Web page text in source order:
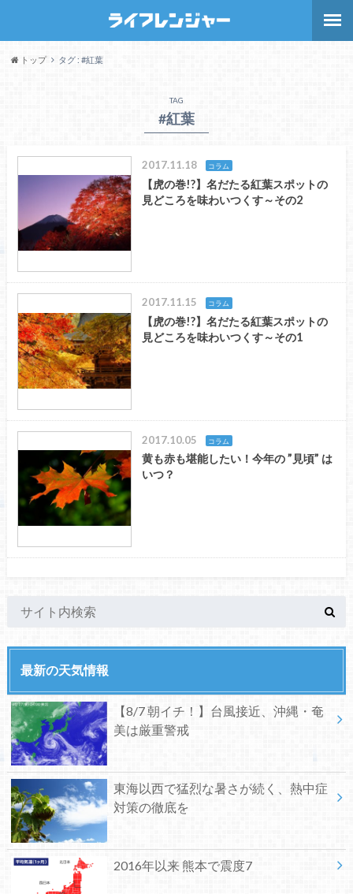
トップ タグ : #紅葉
TAG
#紅葉
2017.11.18 コラム
【虎の巻!?】名だたる紅葉スポットの
見どころを味わいつくす～その2
2017.11.15 コラム
【虎の巻!?】名だたる紅葉スポットの
見どころを味わいつくす～その1
2017.10.05 コラム
黄も赤も堪能したい！今年の ”見頃” は
いつ？
最新の天気情報
【8/7 朝イチ！】台風接近、沖縄・奄
美は厳重警戒
東海以西で猛烈な暑さが続く、熱中症
対策の徹底を
2016年以来 熊本で震度7